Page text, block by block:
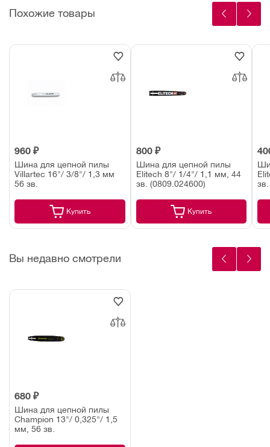
Похожие товары
960 ₽
Шина для цепной пилы
Villartec 16"/ 3/8"/ 1,3 мм
56 зв.
Купить
800 ₽
Шина для цепной пилы
Elitech 8"/ 1/4"/ 1,1 мм, 44
зв. (0809.024600)
Купить
Вы недавно смотрели
680 ₽
Шина для цепной пилы
Champion 13"/ 0,325"/ 1,5
мм, 56 зв.